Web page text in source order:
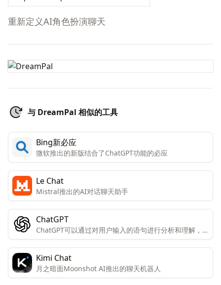
重新定义AI角色扮演聊天
与 DreamPal 相似的工具
Bing新必应
微软推出的新版结合了ChatGPT功能的必应
Le Chat
Mistral推出的AI对话聊天助手
ChatGPT
ChatGPT可以通过对用户输入的语句进行分析和理解，
生成符合语境和逻辑的自然语言回复。
Kimi Chat
月之暗面Moonshot AI推出的聊天机器人